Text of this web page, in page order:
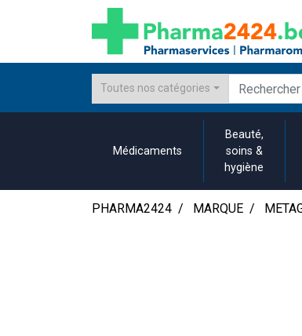
Toutes nos catégories
Médicaments
Beauté,
soins &
hygiène
PHARMA2424 MARQUE